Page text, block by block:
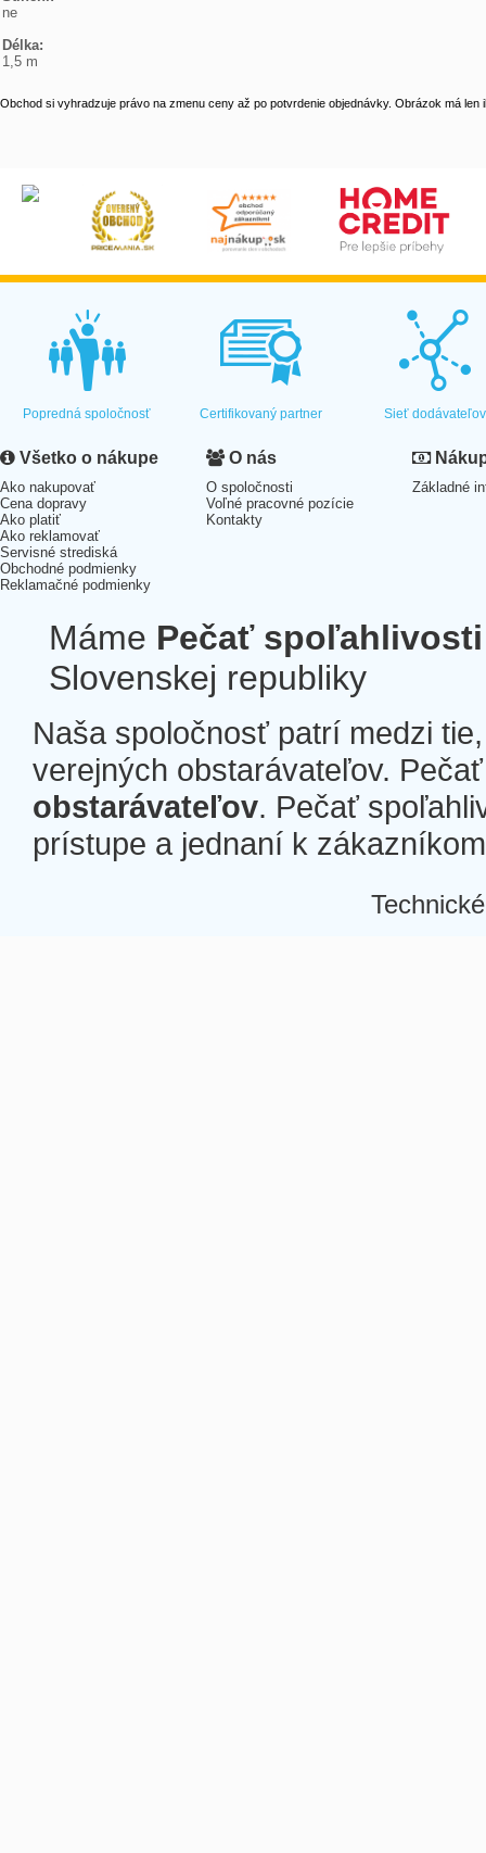
ne
Délka:
1,5 m
Obchod si vyhradzuje právo na zmenu ceny až po potvrdenie objednávky. Obrázok má len
Popredná spoločnosť Certifikovaný partner Sieť dodávateľov
Všetko o nákupe
Ako nakupovať
Cena dopravy
Ako platiť
Ako reklamovať
Servisné strediská
Obchodné podmienky
Reklamačné podmienky
O nás
O spoločnosti
Voľné pracovné pozície
Kontakty
Základné
Máme Pečať spoľahlivosti
Slovenskej republiky
Naša spoločnosť patrí medzi
verejných obstarávateľov.
obstarávateľov. Pečať
prístupe a jednaní k